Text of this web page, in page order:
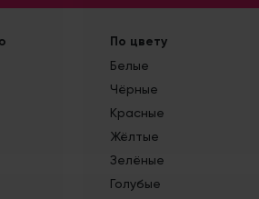
По цвету
Белые
Чёрные
Красные
Жёлтые
Зелёные
Голубые